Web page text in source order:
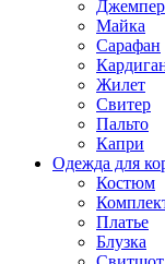
Джемпер
Майка
Сарафан
Жилет
Свитер
Пальто
Капри
Одежда для
Костюм
Платье
Блузка